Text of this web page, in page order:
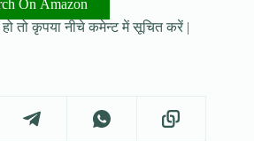
On Amazon
तो कृपया नीचे कमेन्ट में सूचित करें |